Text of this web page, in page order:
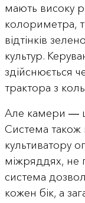
мають високу
колориметра,
відтінків
культур.
здійснюється
трактора з
Але камери ―
Система також
культиватору
міжряддях, не
система
кожен бік, а